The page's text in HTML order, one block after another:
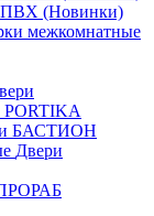
ПВХ (Новинки)
межкомнатные
PORTIKA
БАСТИОН
Двери